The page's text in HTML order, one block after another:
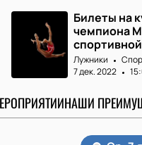
Билеты на
чемпиона
Лужники
7 дек. 2022
НАШИ